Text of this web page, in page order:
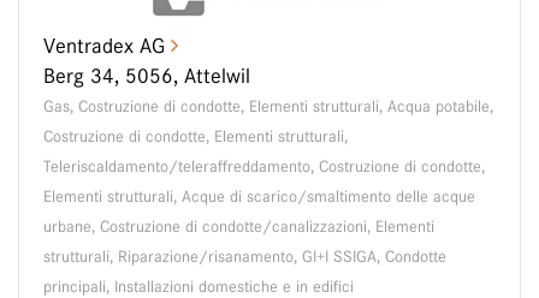
Ventradex AG
Berg 34, 5056, Attelwil
Gas, Costruzione di condotte, Elementi strutturali, Acqua potabile,
Costruzione di condotte, Elementi strutturali,
Teleriscaldamento/teleraffreddamento, Costruzione di condotte,
Elementi strutturali, Acque di scarico/smaltimento delle acque
urbane, Costruzione di condotte/canalizzazioni, Elementi
strutturali, Riparazione/risanamento, GI+I SSIGA, Condotte
principali, Installazioni domestiche e in edifici